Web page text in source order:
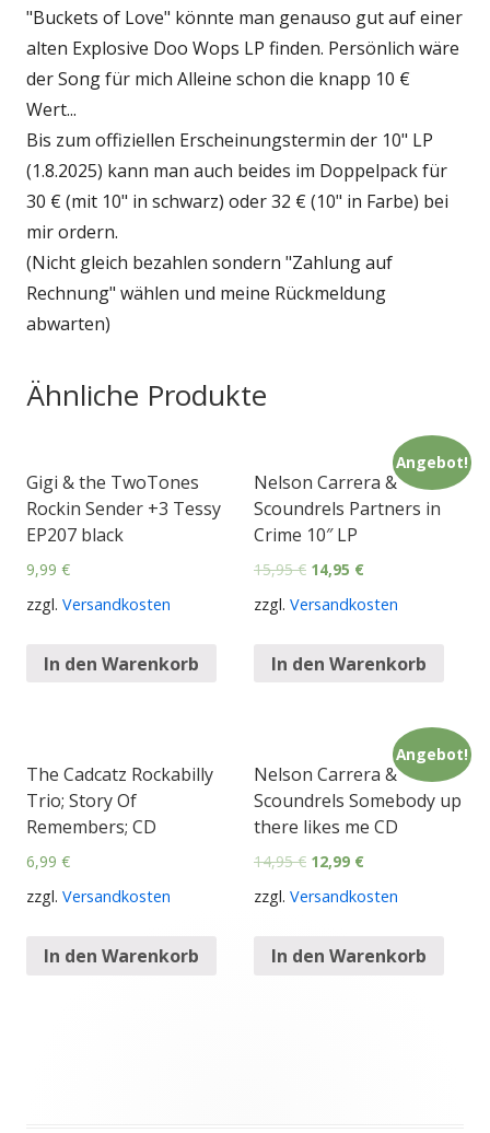
"Buckets of Love" könnte man genauso gut auf einer
alten Explosive Doo Wops LP finden. Persönlich wäre
der Song für mich Alleine schon die knapp 10 €
Wert...
Bis zum offiziellen Erscheinungstermin der 10" LP
(1.8.2025) kann man auch beides im Doppelpack für
30 € (mit 10" in schwarz) oder 32 € (10" in Farbe) bei
mir ordern.
(Nicht gleich bezahlen sondern "Zahlung auf
Rechnung" wählen und meine Rückmeldung
abwarten)
Ähnliche Produkte
Gigi & the TwoTones
Rockin Sender +3 Tessy
EP207 black
9,99 €
zzgl. Versandkosten
In den Warenkorb
Angebot!
Nelson Carrera &
Scoundrels Partners in
Crime 10″ LP
15,95€ 14,95 €
zzgl. Versandkosten
In den Warenkorb
The Cadcatz Rockabilly
Trio; Story Of
Remembers; CD
6,99 €
zzgl. Versandkosten
In den Warenkorb
Angebot!
Nelson Carrera &
Scoundrels Somebody up
there likes me CD
14,95€ 12,99 €
zzgl. Versandkosten
In den Warenkorb